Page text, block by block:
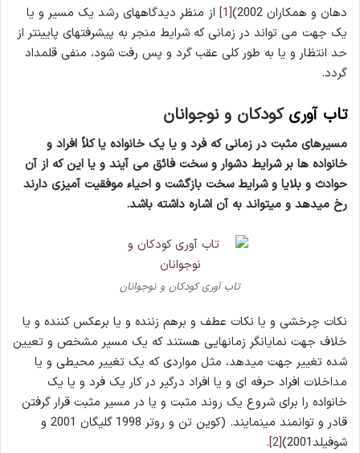
دهان و همکاران 2002)
[1]
از منظر دیدگاه­های رشد یک مسیر و یا
یک جهت می­ تواند در زمانی که شرایط منجر به پیشرفت­های پایین­تر از
حد انتظار و یا به طور کلی عقب گرد و پس رفت شود، منفی قلمداد
گردد.
تاب آوری کودکان و نوجوانان
مسیرهای مثبت در زمانی که فرد و یا یک خانواده یا کلاً افراد و
خانواده­ ها بر شرایط دشوار و سخت فائق می­ آیند و یا این که از آن
حوادث و بلایا و شرایط سخت بازگشت و احیاء موفقیت آمیزی دارند
رخ می­دهد و می­تواند به آن اشاره داشته باشد.
تاب آوری کودکان و نوجوانان
نکات چرخشی و یا نکات عطف و برهم زننده و یا برعکس کننده و یا
خلاف جهت نمایانگر زمان­هایی هستند که یک مسیر مشخص و تعیین
شده تغییر جهت می­دهد، مثل مواردی که یک تغییر محیطی و یا
مداخلات افراد حرفه­ ای و یا افراد درگیر در کار یک فرد و یا یک
خانواده را برای شروع یک روند مثبت و یا در مسیر مثبت قرار گرفتن
قادر و توانمند می­نمایند. (کوین تن و روتر 1998 گلیگان 2001 و
شوفیلد2001)
[2]
.